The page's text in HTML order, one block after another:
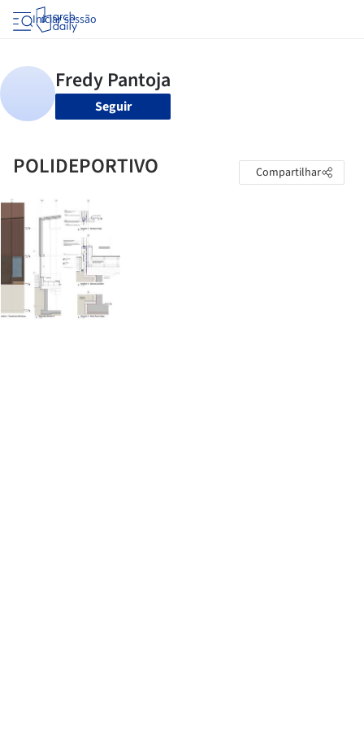
Iniciar sessão
Seguir
POLIDEPORTIVO Compartilhar